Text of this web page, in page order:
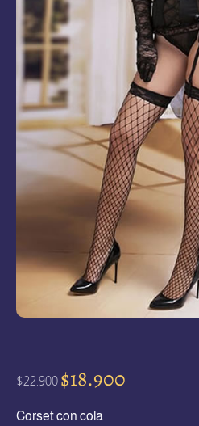
$22.900 $18.900
Corset con cola